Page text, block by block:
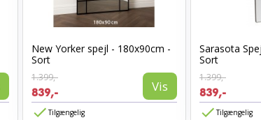
New Yorker spejl - 180x90cm -
Sort
1.399,-
839,- Vis
Tilgængelig
Sarasota
Sort
1.399,-
839,-
Tilgængelig